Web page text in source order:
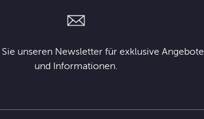
unseren Newsletter für exklusive Angebote
und Informationen.